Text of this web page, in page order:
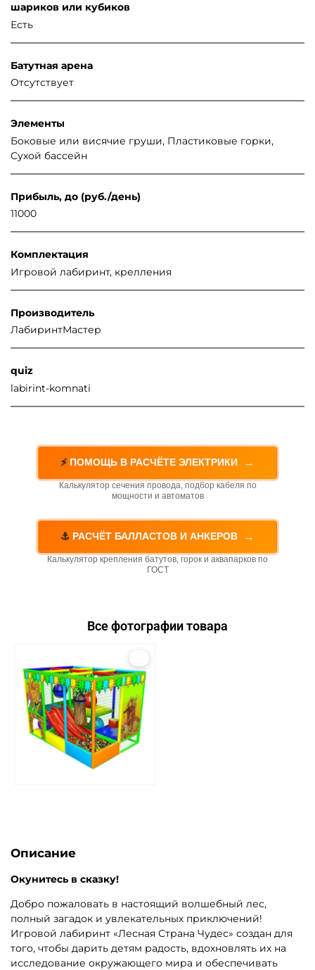
шариков или кубиков
Есть
Батутная арена
Отсутствует
Элементы
Боковые или висячие груши, Пластиковые горки,
Сухой бассейн
Прибыль, до (руб./день)
11000
Комплектация
Игровой лабиринт, крелления
Производитель
ЛабиринтМастер
quiz
labirint-komnati
⚡ ПОМОЩЬ В РАСЧЁТЕ ЭЛЕКТРИКИ →
Калькулятор сечения провода, подбор кабеля по
мощности и автоматов
⚓ РАСЧЁТ БАЛЛАСТОВ И АНКЕРОВ →
Калькулятор крепления батутов, горок и аквапарков по
ГОСТ
Все фотографии товара
Описание
Окунитесь в сказку!
Добро пожаловать в настоящий волшебный лес,
полный загадок и увлекательных приключений!
Игровой лабиринт «Лесная Страна Чудес» создан для
того, чтобы дарить детям радость, вдохновлять их на
исследование окружающего мира и обеспечивать